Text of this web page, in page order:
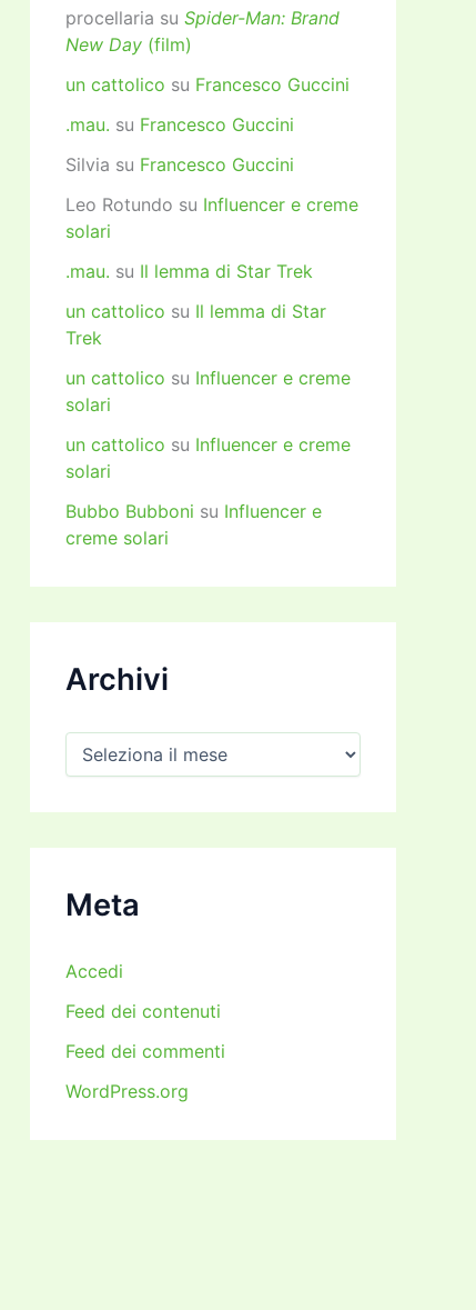
procellaria su Spider-Man: Brand
New Day (film)
un cattolico su Francesco Guccini
.mau. su Francesco Guccini
Silvia su Francesco Guccini
Leo Rotundo su Influencer e creme
solari
.mau. su Il lemma di Star Trek
un cattolico su Il lemma di Star
Trek
un cattolico su Influencer e creme
solari
un cattolico su Influencer e creme
solari
Bubbo Bubboni su Influencer e
creme solari
Archivi
h
v
Meta
Accedi
Feed dei contenuti
Feed dei commenti
WordPress.org